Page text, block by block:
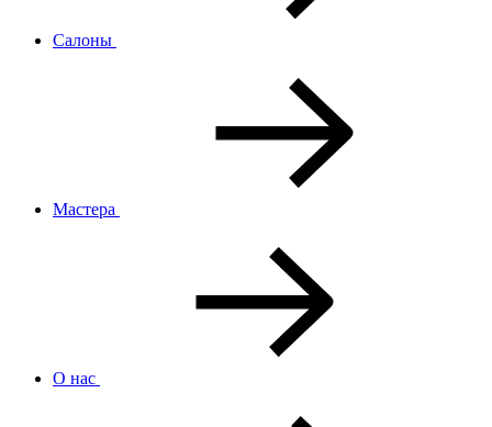
Салоны
Мастера
О нас